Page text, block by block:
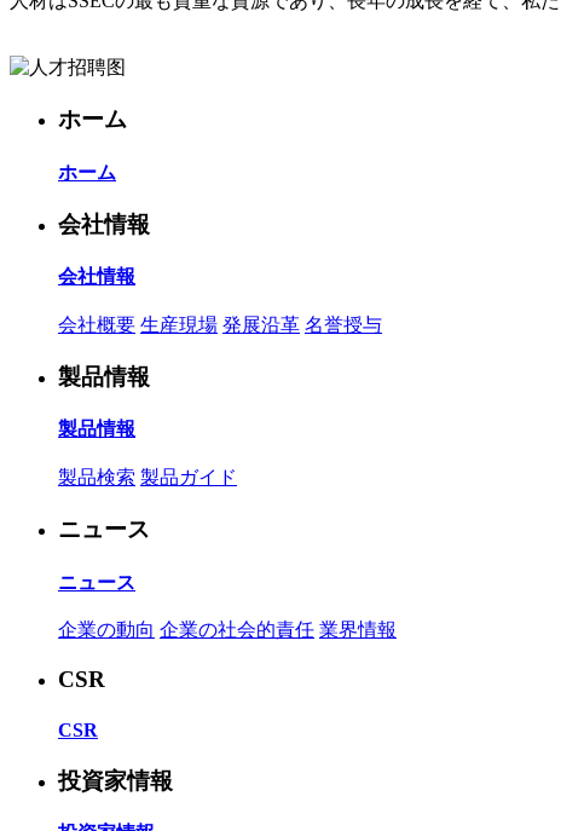
ホーム
ホーム
会社情報
会社情報
会社概要 生産現場 発展沿革 名誉授与
製品情報
製品情報
製品検索 製品ガイド
ニュース
ニュース
企業の動向 企業の社会的責任 業界情報
CSR
CSR
投資家情報